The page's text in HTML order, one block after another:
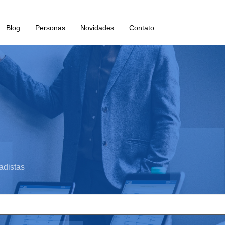
Blog Personas Novidades Contato